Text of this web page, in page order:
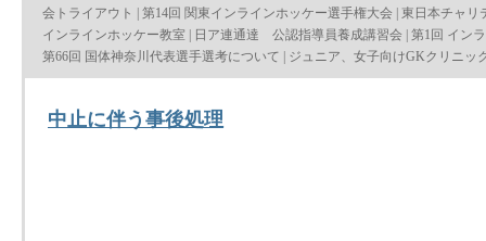
会トライアウト | 第14回 関東インラインホッケー選手権大会 | 東日本チャリ
インラインホッケー教室 | 日ア連通達 公認指導員養成講習会 | 第1回 イン
第66回 国体神奈川代表選手選考について | ジュニア、女子向けGKクリニッ
中止に伴う事後処理